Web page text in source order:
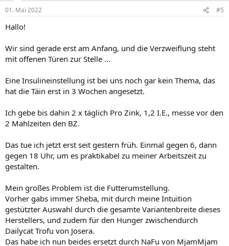
01. Mai 2022 #5
Hallo!
Wir sind gerade erst am Anfang, und die Verzweiflung steht
mit offenen Türen zur Stelle ...
Eine Insulineinstellung ist bei uns noch gar kein Thema, das
hat die Täin erst in 3 Wochen angesetzt.
Ich gebe bis dahin 2 x täglich Pro Zink, 1,2 I.E., messe vor den
2 Mahlzeiten den BZ.
Das tue ich jetzt erst seit gestern früh. Einmal gegen 6, dann
gegen 18 Uhr, um es praktikabel zu meiner Arbeitszeit zu
gestalten.
Mein großes Problem ist die Futterumstellung.
Vorher gabs immer Sheba, mit durch meine Intuition
gestützter Auswahl durch die gesamte Variantenbreite dieses
Herstellers, und zudem für den Hunger zwischendurch
Dailycat Trofu von Josera.
Das habe ich nun beides ersetzt durch NaFu von MjamMjam